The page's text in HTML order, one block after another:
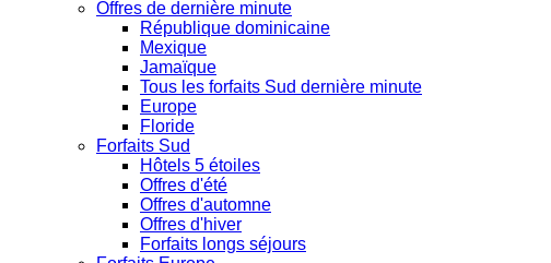
Offres de dernière minute
République dominicaine
Mexique
Jamaïque
Tous les forfaits Sud dernière minute
Europe
Floride
Forfaits Sud
Hôtels 5 étoiles
Offres d'été
Offres d'automne
Offres d'hiver
Forfaits longs séjours